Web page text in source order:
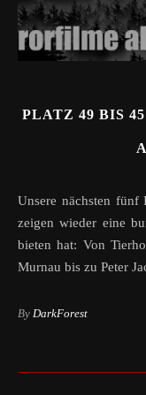
PLATZ 49 BIS
Unsere nächsten fünf Plätze der besten Horrorfilme aller Zeiten
zeigen wieder eine
bieten hat: Von
Murnau bis zu Peter
By DarkForest